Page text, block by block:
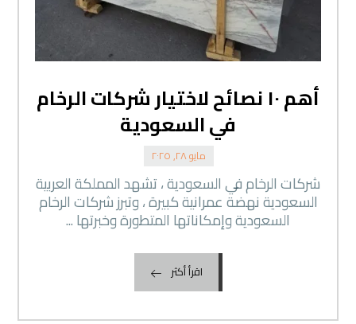
أهم ١٠ نصائح لاختيار شركات الرخام
في السعودية
مايو ٢٨, ٢٠٢٥
شركات الرخام في السعودية ، تشهد المملكة العربية
السعودية نهضة عمرانية كبيرة ، وتبرز شركات الرخام
السعودية وإمكاناتها المتطورة وخبرتها ...
اقرأ أكثر